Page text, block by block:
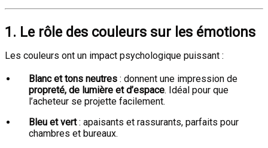
1. Le rôle des couleurs sur les émotions
Les couleurs ont un impact psychologique puissant :
Blanc et tons neutres : donnent une impression de
propreté, de lumière et d’espace. Idéal pour que
l’acheteur se projette facilement.
Bleu et vert: apaisants et rassurants, parfaits pour
chambres et bureaux.